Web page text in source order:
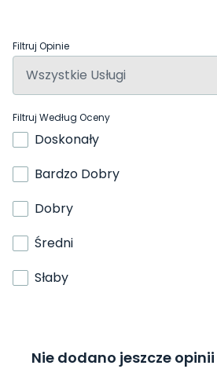
Filtruj Opinie
Filtruj Według Oceny
Doskonały
Bardzo Dobry
Dobry
Średni
Słaby
Nie dodano jeszcze